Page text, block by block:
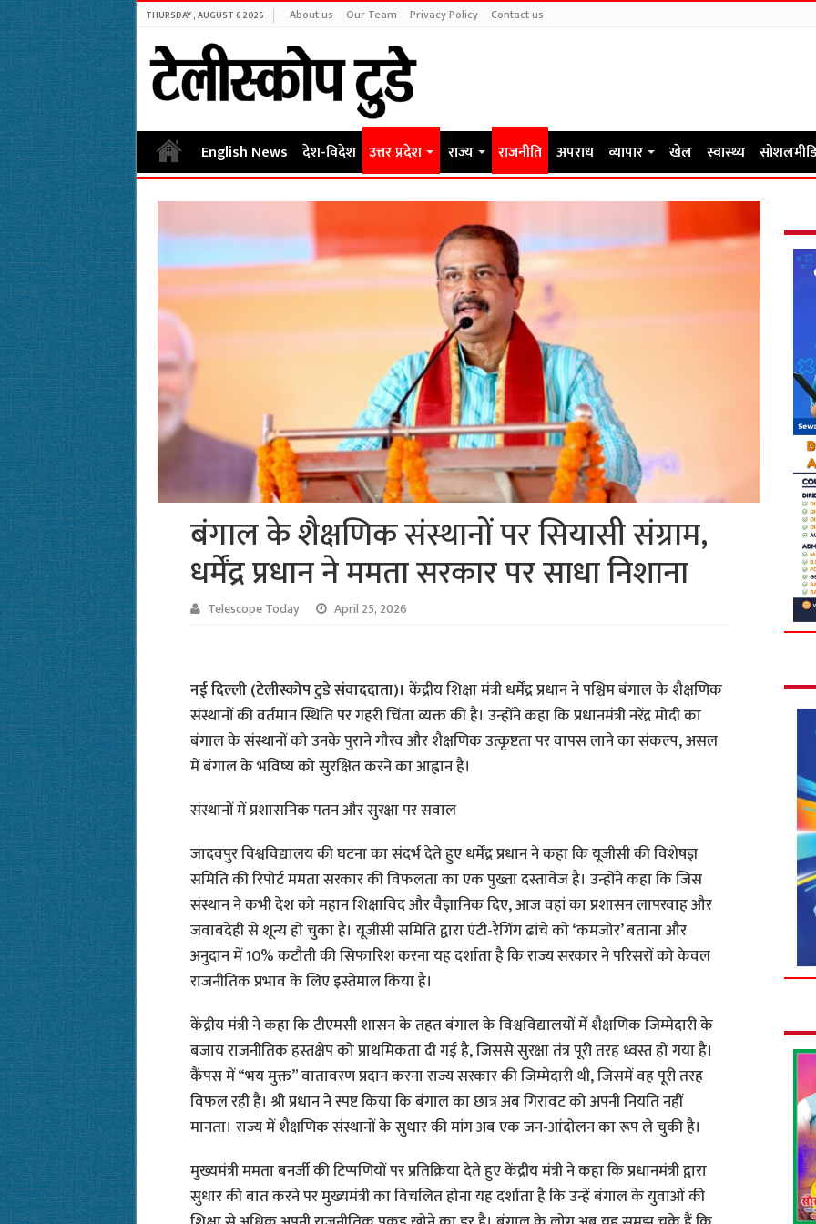
THURSDAY , AUGUST 6 2026 About us Our Team Privacy Policy Contact us
English News देश-विदेश उत्तर प्रदेश राज्य राजनीति अपराध व्यापार खेल स्वास्थ्य
बंगाल के शैक्षणिक संस्थानों पर सियासी संग्राम,
धर्मेंद्र प्रधान ने ममता सरकार पर साधा निशाना
Telescope Today April 25, 2026
नई दिल्ली (टेलीस्कोप टुडे संवाददाता)। केंद्रीय शिक्षा मंत्री धर्मेंद्र प्रधान ने पश्चिम बंगाल के शैक्षणिक
संस्थानों की वर्तमान स्थिति पर गहरी चिंता व्यक्त की है। उन्होंने कहा कि प्रधानमंत्री नरेंद्र मोदी का
बंगाल के संस्थानों को उनके पुराने गौरव और शैक्षणिक उत्कृष्टता पर वापस लाने का संकल्प, असल
में बंगाल के भविष्य को सुरक्षित करने का आह्वान है।
संस्थानों में प्रशासनिक पतन और सुरक्षा पर सवाल
जादवपुर विश्वविद्यालय की घटना का संदर्भ देते हुए धर्मेंद्र प्रधान ने कहा कि यूजीसी की विशेषज्ञ
समिति की रिपोर्ट ममता सरकार की विफलता का एक पुख्ता दस्तावेज है। उन्होंने कहा कि जिस
संस्थान ने कभी देश को महान शिक्षाविद और वैज्ञानिक दिए, आज वहां का प्रशासन लापरवाह और
जवाबदेही से शून्य हो चुका है। यूजीसी समिति द्वारा एंटी-रैगिंग ढांचे को ‘कमजोर’ बताना और
अनुदान में 10% कटौती की सिफारिश करना यह दर्शाता है कि राज्य सरकार ने परिसरों को केवल
राजनीतिक प्रभाव के लिए इस्तेमाल किया है।
केंद्रीय मंत्री ने कहा कि टीएमसी शासन के तहत बंगाल के विश्वविद्यालयों में शैक्षणिक जिम्मेदारी के
बजाय राजनीतिक हस्तक्षेप को प्राथमिकता दी गई है, जिससे सुरक्षा तंत्र पूरी तरह ध्वस्त हो गया है।
कैंपस में “भय मुक्त” वातावरण प्रदान करना राज्य सरकार की जिम्मेदारी थी, जिसमें वह पूरी तरह
विफल रही है। श्री प्रधान ने स्पष्ट किया कि बंगाल का छात्र अब गिरावट को अपनी नियति नहीं
मानता। राज्य में शैक्षणिक संस्थानों के सुधार की मांग अब एक जन-आंदोलन का रूप ले चुकी है।
मुख्यमंत्री ममता बनर्जी की टिप्पणियों पर प्रतिक्रिया देते हुए केंद्रीय मंत्री ने कहा कि प्रधानमंत्री द्वारा
सुधार की बात करने पर मुख्यमंत्री का विचलित होना यह दर्शाता है कि उन्हें बंगाल के युवाओं की